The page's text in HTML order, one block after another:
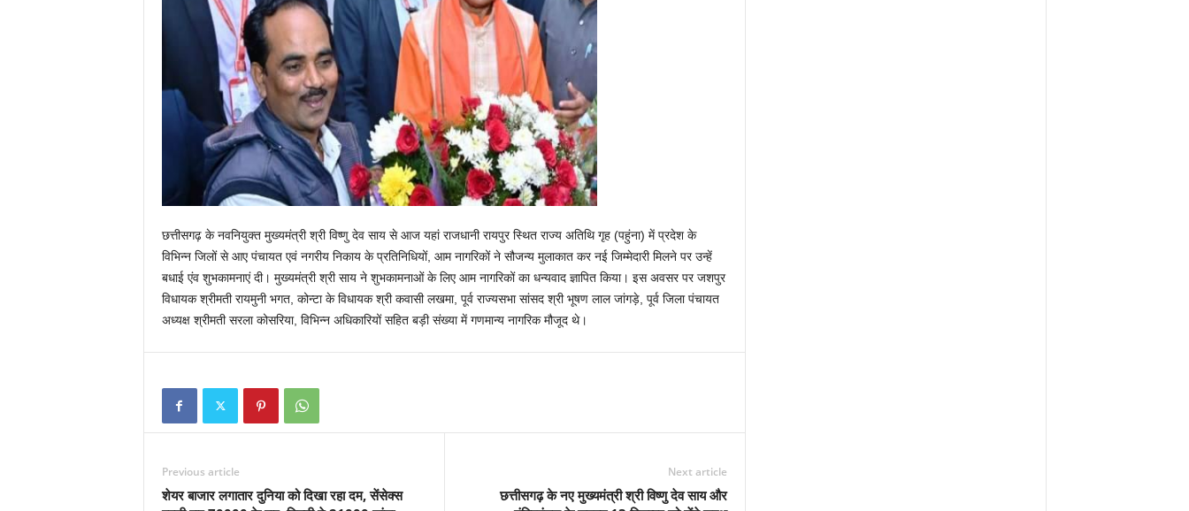
छत्तीसगढ़ के नवनियुक्त मुख्यमंत्री श्री विष्णु देव साय से आज यहां राजधानी रायपुर स्थित राज्य अतिथि गृह (पहुंना) में प्रदेश के
विभिन्न जिलों से आए पंचायत एवं नगरीय निकाय के प्रतिनिधियों, आम नागरिकों ने सौजन्य मुलाकात कर नई जिम्मेदारी मिलने पर उन्हें
बधाई एंव शुभकामनाएं दी। मुख्यमंत्री श्री साय ने शुभकामनाओं के लिए आम नागरिकों का धन्यवाद ज्ञापित किया। इस अवसर पर जशपुर
विधायक श्रीमती रायमुनी भगत, कोन्टा के विधायक श्री कवासी लखमा, पूर्व राज्यसभा सांसद श्री भूषण लाल जांगड़े, पूर्व जिला पंचायत
अध्यक्ष श्रीमती सरला कोसरिया, विभिन्न अधिकारियों सहित बड़ी संख्या में गणमान्य नागरिक मौजूद थे।
Previous article
शेयर बाजार लगातार दुनिया को दिखा रहा दम, सेंसेक्स
Next article
छत्तीसगढ़ के नए मुख्यमंत्री श्री विष्णु देव साय और